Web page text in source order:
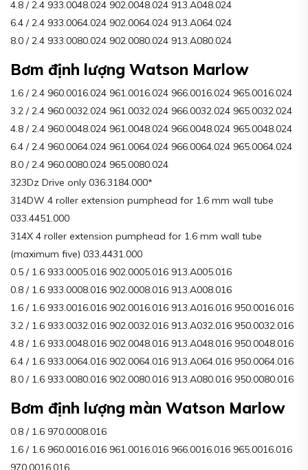
4.8 / 2.4 933.0048.024 902.0048.024 913.A048.024
6.4 / 2.4 933.0064.024 902.0064.024 913.A064.024
8.0 / 2.4 933.0080.024 902.0080.024 913.A080.024
Bơm định lượng Watson Marlow
1.6 / 2.4 960.0016.024 961.0016.024 966.0016.024 965.0016.024
3.2 / 2.4 960.0032.024 961.0032.024 966.0032.024 965.0032.024
4.8 / 2.4 960.0048.024 961.0048.024 966.0048.024 965.0048.024
6.4 / 2.4 960.0064.024 961.0064.024 966.0064.024 965.0064.024
8.0 / 2.4 960.0080.024 965.0080.024
323Dz Drive only 036.3184.000*
314DW 4 roller extension pumphead for 1.6 mm wall tube
033.4451.000
314X 4 roller extension pumphead for 1.6 mm wall tube
(maximum five) 033.4431.000
0.5 / 1.6 933.0005.016 902.0005.016 913.A005.016
0.8 / 1.6 933.0008.016 902.0008.016 913.A008.016
1.6 / 1.6 933.0016.016 902.0016.016 913.A016.016 950.0016.016
3.2 / 1.6 933.0032.016 902.0032.016 913.A032.016 950.0032.016
4.8 / 1.6 933.0048.016 902.0048.016 913.A048.016 950.0048.016
6.4 / 1.6 933.0064.016 902.0064.016 913.A064.016 950.0064.016
8.0 / 1.6 933.0080.016 902.0080.016 913.A080.016 950.0080.016
Bơm định lượng màn Watson Marlow
0.8 / 1.6 970.0008.016
1.6 / 1.6 960.0016.016 961.0016.016 966.0016.016 965.0016.016
970.0016.016